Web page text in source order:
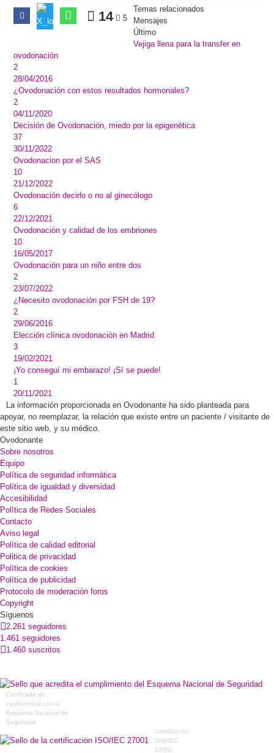
14 5
Temas relacionados
Mensajes
Último
Vejiga llena para la transfer en
ovodonación
2
28/04/2016
¿Ovodonación con estos resultados hormonales?
2
04/11/2020
Decisión de Ovodonación, miedo por la epigenética
37
30/11/2022
Ovodonacion por el SAS
10
21/12/2022
Ovodonación decirlo o no al ginecólogo
6
22/12/2021
Ovodonación y calidad de los embriones
10
16/05/2017
Ovodonación para un niño entre dos
2
23/07/2022
¿Necesito ovodonación por FSH de 19?
2
29/06/2016
Elección clínica ovodonación en Madrid
3
19/02/2021
¡Yo conseguí mi embarazo! ¡Sí se puede!
1
20/11/2021
La información proporcionada en Ovodonante ha sido planteada para
apoyar, no reemplazar, la relación que existe entre un paciente / visitante de
este sitio web, y su médico.
Ovodonante
Sobre nosotros
Equipo
Política de seguridad informática
Política de igualdad y diversidad
Accesibilidad
Política de Redes Sociales
Contacto
Aviso legal
Política de calidad editorial
Politica de privacidad
Política de cookies
Política de publicidad
Protocolo de moderación foros
Copyright
Síguenos
2.261 seguidores
1.461 seguidores
1.460 suscritos
Certificado de
conformidad con el
Esquema Nacional de
Seguridad
Certificación
ISO/IEC
27001